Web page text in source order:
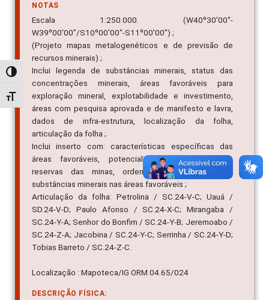
Alternar alto contraste
Alternar tamanho da fonte
NOTAS
Escala 1:250.000. (W40º30'00"-
W39º00'00"/S10º00'00"-S11º00'00") ;
(Projeto mapas metalogenéticos e de previsão de
recursos minerais) ;
Inclui legenda de substâncias minerais, status das
concentrações minerais, áreas favoráveis para
exploração mineral, explotabilidade e investimento,
áreas com pesquisa aprovada e de manifesto e lavra,
dados de infra-estrutura, localização da folha,
articulação da folha ;
Inclui inserto com: características específicas das
áreas favoráveis, potencialidade dos depósitos,
reservas das minas, ordem de prioridades das
substâncias minerais nas áreas favoráveis ;
Articulação da folha: Petrolina / SC.24-V-C; Uauá /
SD.24-V-D; Paulo Afonso / SC.24-X-C; Mirangaba /
SC.24-Y-A; Senhor do Bonfim / SC.24-Y-B; Jeremoabo /
SC.24-Z-A; Jacobina / SC.24-Y-C; Serrinha / SC.24-Y-D;
Tobias Barreto / SC.24-Z-C.
Localização : Mapoteca/IG ORM 04.65/024
DESCRIÇÃO FÍSICA: